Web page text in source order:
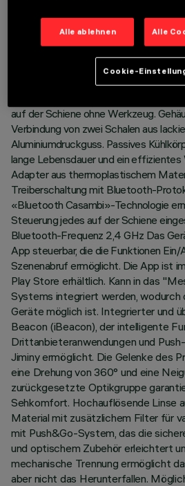
Miniatur-Schwenkstrahler komplett
auf einer 48V-Niedervoltschiene
auf der Schiene ohne Werkzeug.
Verbindung von zwei Schalen aus
Aluminiumdruckguss. Passives
lange Lebensdauer und ein
Adapter aus thermoplastischem
Treiberschaltung mit Bluetooth-
«Bluetooth Casambi»-Technologie
Steuerung jedes auf der Schiene
Bluetooth-Frequenz 2,4 GHz Das
App steuerbar, die die Funktionen Ein/
Szenenabruf ermöglicht. Die App ist
Play Store erhältlich. Kann in das
Systems integriert werden, wodurch
Geräte möglich ist. Integrierter und
Beacon (iBeacon), der intelligente
Drittanbieteranwendungen und
Jiminy ermöglicht. Die Gelenke des
eine Drehung von 360° und eine
zurückgesetzte Optikgruppe
Sehkomfort. Hochauflösende Linse
Material mit zusätzlichem Filter für
mit Push&Go-System, das die
und optischem Zubehör erleichtert
mechanische Trennung ermöglicht
aber nicht das Herunterfallen.
Alle ablehnen Alle
Cookie-